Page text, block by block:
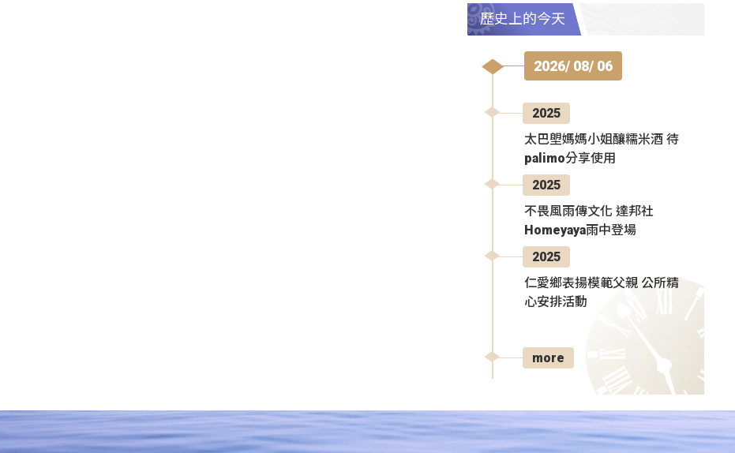
歷史上的今天
2026/ 08/ 06
2025
太巴塱媽媽小姐釀糯米酒 待
palimo分享使用
2025
不畏風雨傳文化 達邦社
Homeyaya雨中登場
2025
仁愛鄉表揚模範父親 公所精
心安排活動
more